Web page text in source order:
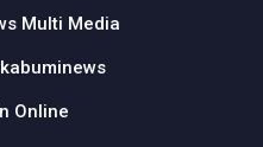
Multi Media
Online